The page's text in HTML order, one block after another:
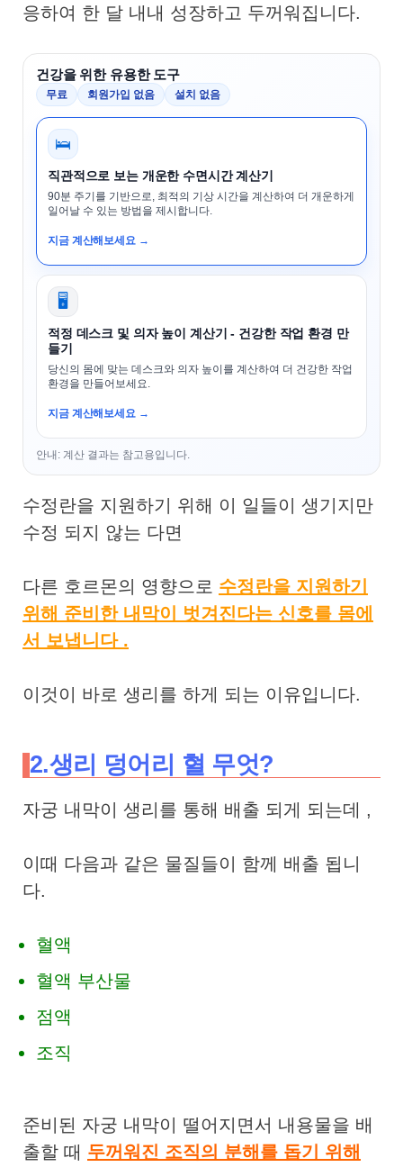
응하여 한 달 내내 성장하고 두꺼워집니다.
건강을 위한 유용한 도구
무료 회원가입 없음 설치 없음
🛌
직관적으로 보는 개운한 수면시간 계산기
90분 주기를 기반으로, 최적의 기상 시간을 계산하여 더 개운하게
일어날 수 있는 방법을 제시합니다.
지금 계산해보세요 →
🖥️
적정 데스크 및 의자 높이 계산기 - 건강한 작업 환경 만
들기
당신의 몸에 맞는 데스크와 의자 높이를 계산하여 더 건강한 작업
환경을 만들어보세요.
지금 계산해보세요 →
안내: 계산 결과는 참고용입니다.
수정란을 지원하기 위해 이 일들이 생기지만
수정 되지 않는 다면
다른 호르몬의 영향으로 수정란을 지원하기
위해 준비한 내막이 벗겨진다는 신호를 몸에
서 보냅니다 .
이것이 바로 생리를 하게 되는 이유입니다.
2.생리 덩어리 혈 무엇?
자궁 내막이 생리를 통해 배출 되게 되는데 ,
이때 다음과 같은 물질들이 함께 배출 됩니
다.
혈액
혈액 부산물
점액
조직
준비된 자궁 내막이 떨어지면서 내용물을 배
출할 때 두꺼워진 조직의 분해를 돕기 위해